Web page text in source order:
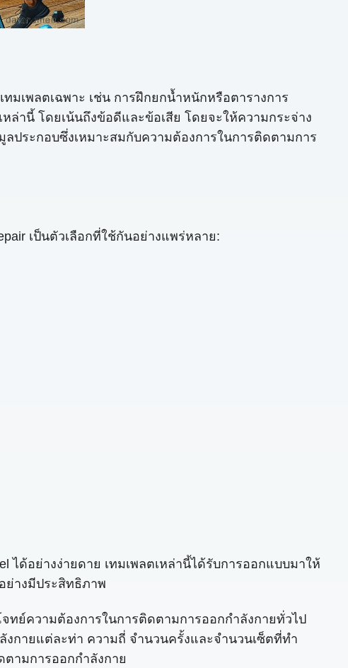
มเพลตเฉพาะ เช่น การฝึกยกน้ำหนักหรือตารางการ
ล่านี้ โดยเน้นถึงข้อดีและข้อเสีย โดยจะให้ความกระจ่าง
ระกอบซึ่งเหมาะสมกับความต้องการในการติดตามการ
เป็นตัวเลือกที่ใช้กันอย่างแพร่หลาย:
ด้อย่างง่ายดาย เทมเพลตเหล่านี้ได้รับการออกแบบมาให้
ย่างมีประสิทธิภาพ
ทย์ความต้องการในการติดตามการออกกำลังกายทั่วไป
กายแต่ละท่า ความถี่ จำนวนครั้งและจำนวนเซ็ตที่ทำ
ตามการออกกำลังกาย